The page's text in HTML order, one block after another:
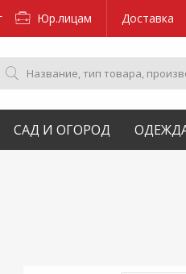
Юр.лицам Доставка
САД И ОГОРОД